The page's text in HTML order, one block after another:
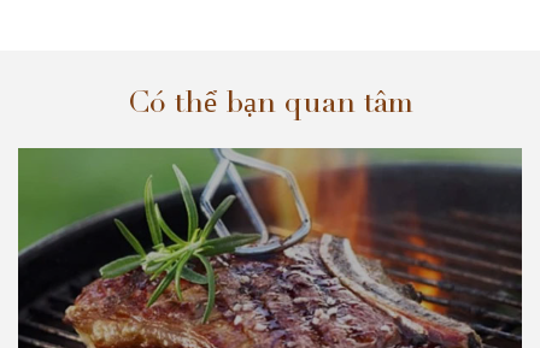
Có thể bạn quan tâm